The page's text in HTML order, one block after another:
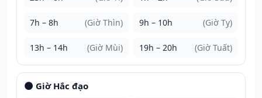
7h – 8h (Giờ Thìn) 9h – 10h (Giờ Tỵ)
13h – 14h (Giờ Mùi) 19h – 20h (Giờ Tuất)
🌑 Giờ Hắc đạo